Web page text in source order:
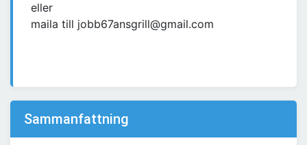
eller
maila till jobb67ansgrill@gmail.com
Sammanfattning